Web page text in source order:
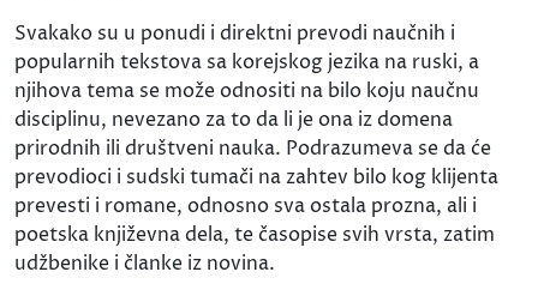
Svakako su u ponudi i direktni prevodi naučnih i
popularnih tekstova sa korejskog jezika na ruski, a
njihova tema se može odnositi na bilo koju naučnu
disciplinu, nevezano za to da li je ona iz domena
prirodnih ili društveni nauka. Podrazumeva se da će
prevodioci i sudski tumači na zahtev bilo kog klijenta
prevesti i romane, odnosno sva ostala prozna, ali i
poetska književna dela, te časopise svih vrsta, zatim
udžbenike i članke iz novina.